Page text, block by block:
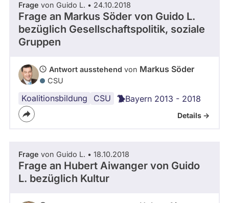
Frage von Guido L. • 24.10.2018
Frage an Markus Söder von Guido L.
bezüglich Gesellschaftspolitik, soziale
Gruppen
Antwort ausstehend von Markus Söder
CSU
Koalitionsbildung CSU
Bayern
Sondierungen Bayern 2013 - 2018
Details ->
Frage von Guido L. • 18.10.2018
Frage an Hubert Aiwanger von Guido
L. bezüglich Kultur